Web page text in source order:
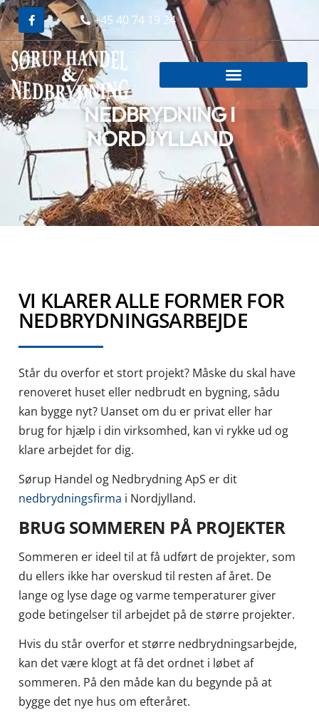
+45 40 74 19 24
NEDBRYDNING I
NORDJYLLAND
VI KLARER ALLE FORMER FOR
NEDBRYDNINGSARBEJDE
Står du overfor et stort projekt? Måske du skal have
renoveret huset eller nedbrudt en bygning, sådu
kan bygge nyt? Uanset om du er privat eller har
brug for hjælp i din virksomhed, kan vi rykke ud og
klare arbejdet for dig.
Sørup Handel og Nedbrydning ApS er dit
nedbrydningsfirma i Nordjylland.
BRUG SOMMEREN PÅ PROJEKTER
Sommeren er ideel til at få udført de projekter, som
du ellers ikke har overskud til resten af året. De
lange og lyse dage og varme temperaturer giver
gode betingelser til arbejdet på de større projekter.
Hvis du står overfor et større nedbrydningsarbejde,
kan det være klogt at få det ordnet i løbet af
sommeren. På den måde kan du begynde på at
bygge det nye hus om efteråret.